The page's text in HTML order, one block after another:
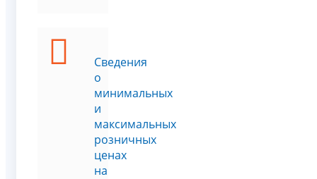
Сведения
о
минимальных
и
максимальных
розничных
ценах
на